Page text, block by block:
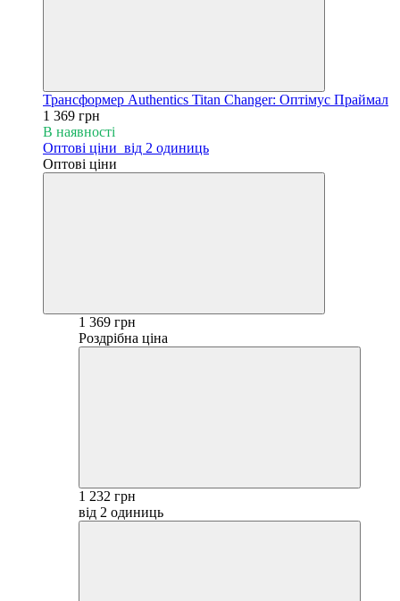
Трансформер Authentics Titan Changer: Оптімус Праймал
1 369 грн
В наявності
Оптові ціни від 2 одиниць
Оптові ціни
1 369 грн
Роздрібна ціна
1 232 грн
від 2 одиниць